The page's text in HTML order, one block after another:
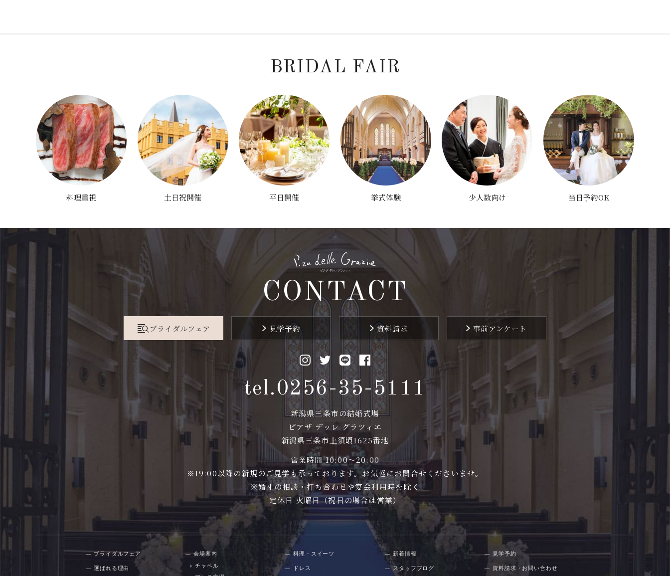
BRIDAL FAIR
料理重視 土日祝開催 平日開催 挙式体験 少人数向け 当日予約OK
CONTACT
ブライダルフェア 見学予約 資料請求 事前アンケート
tel.0256-35-5111
新潟県三条市の結婚式場
ピアザ デッレ グラツィエ
新潟県三条市上須頃1625番地
営業時間 10:00〜20:00
※19:00以降の新規のご見学も承っております。お気軽にお問合せくださいませ。
※婚礼の相談・打ち合わせや宴会利用時を除く
定休日 火曜日（祝日の場合は営業）
ブライダルフェア
選ばれる理由
会場案内
チャペル
料理・スイーツ
ドレス
新着情報
スタッフブログ
見学予約
資料請求・お問い合わせ